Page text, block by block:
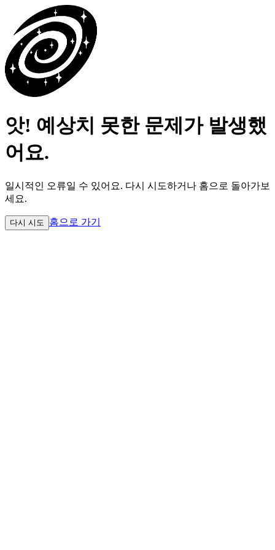
앗! 예상치 못한 문제가 발생했
어요.
일시적인 오류일 수 있어요. 다시 시도하거나 홈으로 돌아가보
세요.
다시 시도 홈으로 가기